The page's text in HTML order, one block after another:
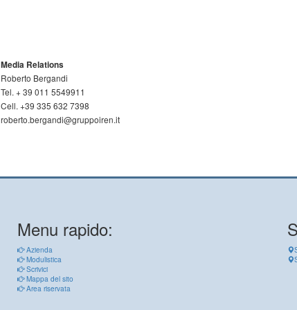
Media Relations
Roberto Bergandi
Tel. + 39 011 5549911
Cell. +39 335 632 7398
roberto.bergandi@gruppoiren.it
Menu rapido:
Azienda
Modulistica
Scrivici
Mappa del sito
Area riservata